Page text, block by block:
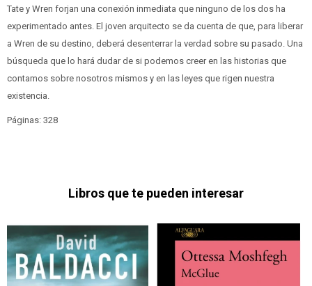
Tate y Wren forjan una conexión inmediata que ninguno de los dos ha
experimentado antes. El joven arquitecto se da cuenta de que, para liberar
a Wren de su destino, deberá desenterrar la verdad sobre su pasado. Una
búsqueda que lo hará dudar de si podemos creer en las historias que
contamos sobre nosotros mismos y en las leyes que rigen nuestra
existencia.
Páginas: 328
Libros que te pueden interesar